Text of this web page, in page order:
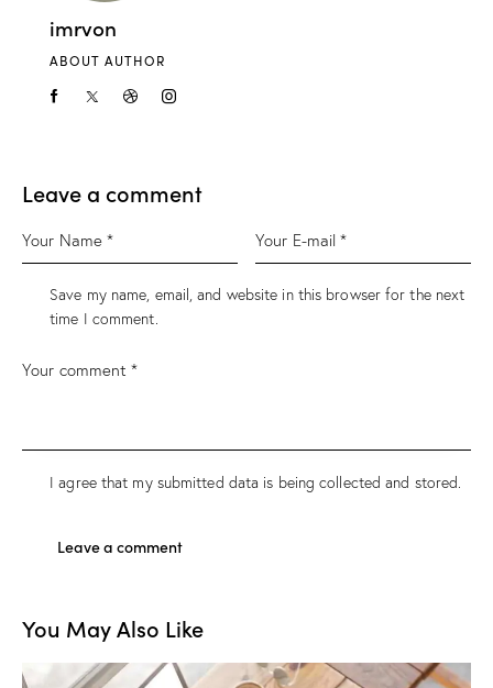
imrvon
ABOUT AUTHOR
Leave a comment
Save my name, email, and website in this browser for the next
time I comment.
I agree that my submitted data is beingcollected and stored.
You May Also Like